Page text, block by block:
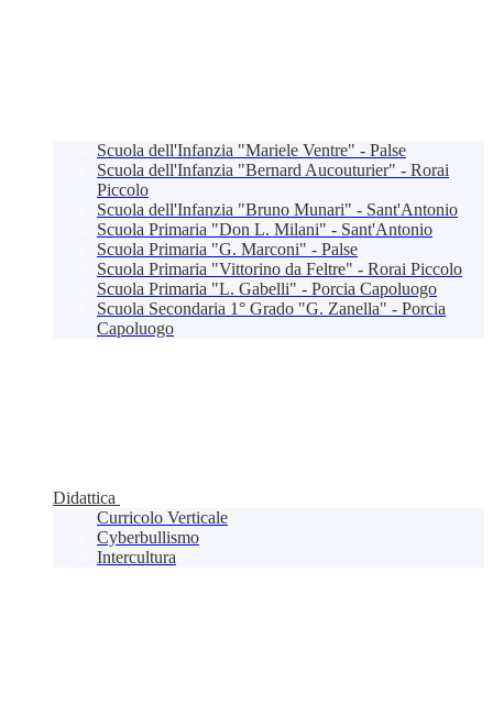
Scuola dell'Infanzia "Mariele Ventre" - Palse
Scuola dell'Infanzia "Bernard Aucouturier" - Rorai
Piccolo
Scuola dell'Infanzia "Bruno Munari" - Sant'Antonio
Scuola Primaria "Don L. Milani" - Sant'Antonio
Scuola Primaria "G. Marconi" - Palse
Scuola Primaria "Vittorino da Feltre" - Rorai Piccolo
Scuola Primaria "L. Gabelli" - Porcia Capoluogo
Scuola Secondaria 1° Grado "G. Zanella" - Porcia
Capoluogo
Didattica
Curricolo Verticale
Cyberbullismo
Intercultura